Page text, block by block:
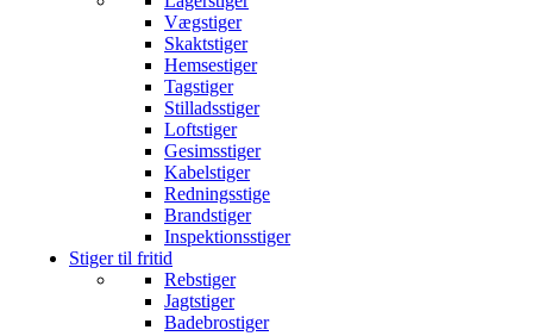
Vægstiger
Skaktstiger
Hemsestiger
Tagstiger
Stilladsstiger
Loftstiger
Gesimsstiger
Kabelstiger
Redningsstige
Brandstiger
Inspektionsstiger
Stiger til fritid
Rebstiger
Jagtstiger
Badebrostiger